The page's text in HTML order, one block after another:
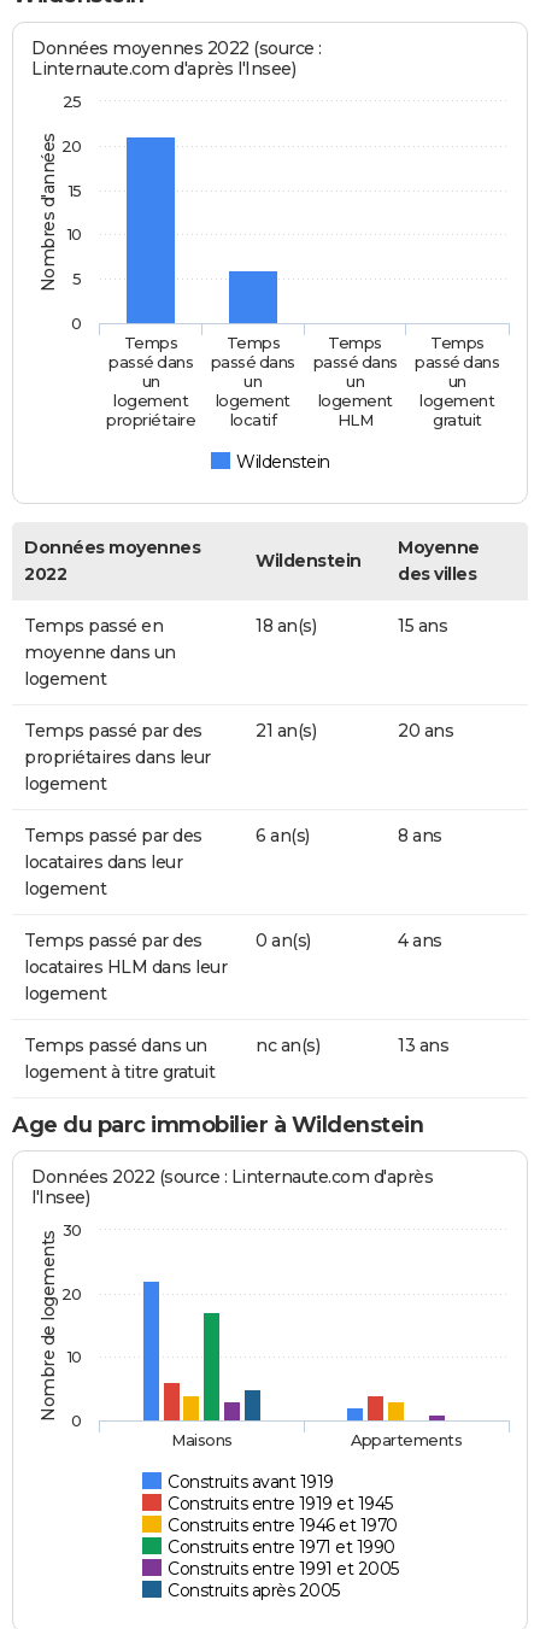
Nombres d'années
Données moyennes 2022 (source :
Linternaute.com d'après l'Insee)
Wildenstein
Temps
passé dans
un
logement
propriétaire
Temps
passé dans
un
logement
locatif
Temps
passé dans
un
logement
HLM
Temps
passé dans
un
logement
gratuit
0
5
10
15
20
25
Données moyennes
2022
Wildenstein
Moyenne
des villes
Temps passé en
moyenne dans un
logement
18 an(s) 15 ans
Temps passé par des
propriétaires dans leur
logement
21 an(s) 20 ans
Temps passé par des
locataires dans leur
logement
6 an(s) 8 ans
Temps passé par des
locataires HLM dans leur
logement
0 an(s) 4 ans
Temps passé dans un
logement à titre gratuit
nc an(s) 13 ans
Age du parc immobilier à Wildenstein
Nombre de logements
Données 2022 (source : Linternaute.com d'après
l'Insee)
Construits avant 1919
Construits entre 1919 et 1945
Construits entre 1946 et 1970
Construits entre 1971 et 1990
Construits entre 1991 et 2005
Construits après 2005
Maisons Appartements
0
10
20
30